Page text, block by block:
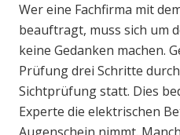
Wer eine Fachfirma mit
beauftragt, muss sich um
keine Gedanken machen.
Prüfung drei Schritte
Sichtprüfung statt. Dies
Experte die elektrischen